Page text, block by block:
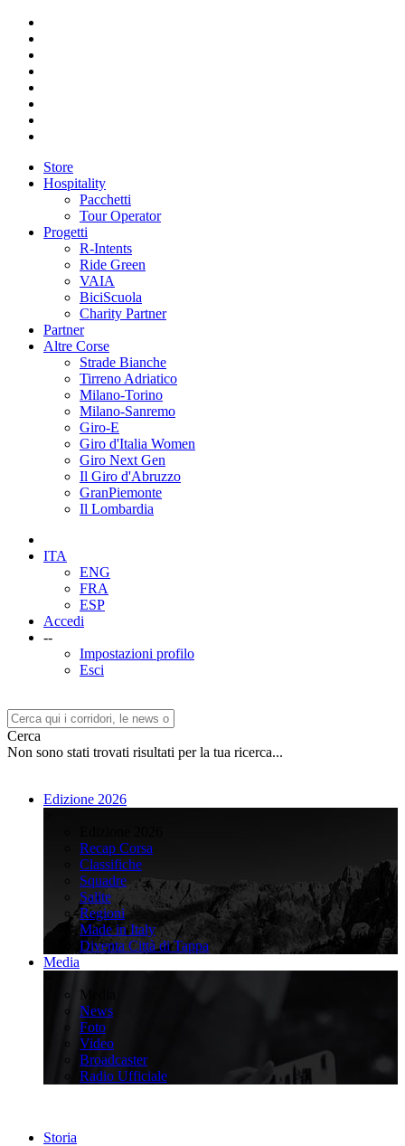
Store
Hospitality
Pacchetti
Tour Operator
Progetti
R-Intents
Ride Green
VAIA
BiciScuola
Charity Partner
Partner
Altre Corse
Strade Bianche
Tirreno Adriatico
Milano-Torino
Milano-Sanremo
Giro-E
Giro d'Italia Women
Giro Next Gen
Il Giro d'Abruzzo
GranPiemonte
Il Lombardia
ITA
ENG
FRA
ESP
Accedi
--
Impostazioni profilo
Esci
Cerca
Non sono stati trovati risultati per la tua ricerca...
Edizione 2026
Recap Corsa
Classifiche
Squadre
Salite
Regioni
Made in Italy
Diventa Città di Tappa
Media
Media
News
Foto
Video
Broadcaster
Radio Ufficiale
Storia